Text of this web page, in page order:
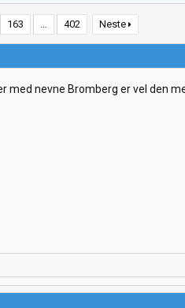
163 … 402 Neste
med nevne Bromberg er vel den